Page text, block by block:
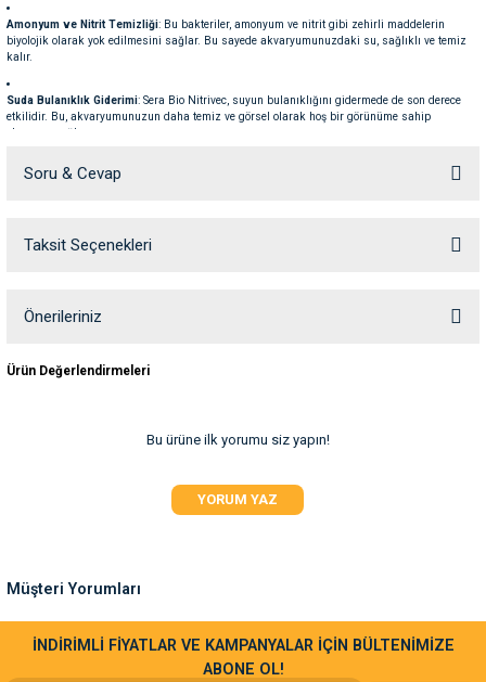
Ek Besinler
Kapları
Ek Besinleri
Amonyum ve Nitrit Temizliği: Bu bakteriler, amonyum ve nitrit gibi zehirli maddelerin
biyolojik olarak yok edilmesini sağlar. Bu sayede akvaryumunuzdaki su, sağlıklı ve temiz
kalır.
Suda Bulanıklık Giderimi: Sera Bio Nitrivec, suyun bulanıklığını gidermede de son derece
etkilidir. Bu, akvaryumunuzun daha temiz ve görsel olarak hoş bir görünüme sahip
olmasını sağlar.
Biyolojik Temizlik: Ürün, biyolojik temizlik yaparak akvaryumunuzun sağlıklı, temiz ve
Kullanım Bilgisi:
tavsiye edilen miktarı aşmayın. Yanlış veya eksik kullanım, akvaryum canlılarınızın zarar
Soru & Cevap
Ürün hakkında henüz soru sorulmamış.
Taksit Seçenekleri
Önerileriniz
yetersiz gördüğünüz noktaları öneri formunu kullanarak tarafımıza
Ürün açıklamasında eksik bilgiler bulunuyor.
Bu ürüne benzer farklı alternatifler olmalı.
Ürün Değerlendirmeleri
Bu ürüne ilk yorumu siz yapın!
YORUM YAZ
Müşteri Yorumları
Sa**** Ta******
Kedim taze mamaya bayıldı kargo fimrasın da bir sorun yaşadım ve arkadaşlar
İNDİRİMLİ FİYATLAR VE KAMPANYALAR İÇİN BÜLTENİMİZE
ABONE OL!